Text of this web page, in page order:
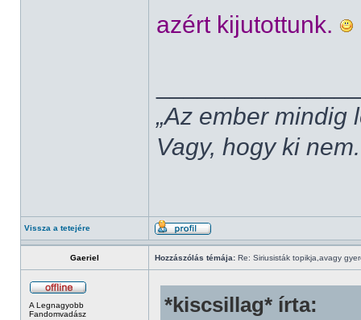
azért kijutottunk.
„Az ember mindig
Vagy, hogy ki
Vissza a tetejére
Gaeriel Hozzászólás témája: Re: Siriusisták topikja,avagy
A Legnagyobb
Fandomvadász
*kiscsillag* írta: